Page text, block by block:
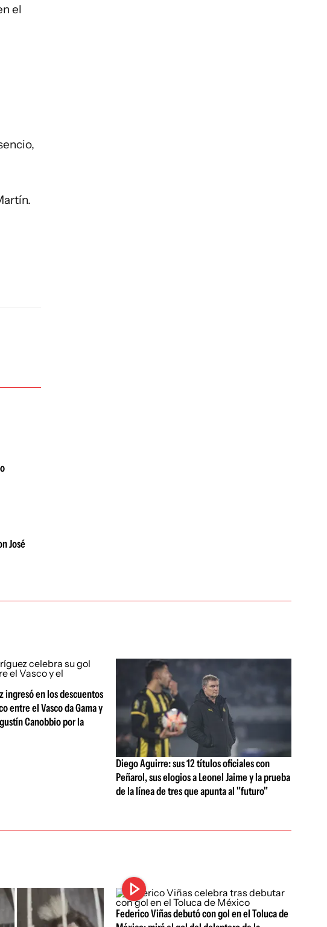
el
José
ingresó en los descuentos
entre el Vasco da Gama y
Canobbio por la
Diego Aguirre: sus 12 títulos oficiales con
Peñarol, sus elogios a Leonel Jaime y la prueba
de la línea de tres que apunta al "futuro"
Federico Viñas debutó con gol en el Toluca de